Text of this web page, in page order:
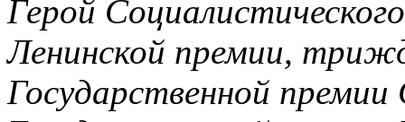
Герой
Ленинской премии,
Государственной